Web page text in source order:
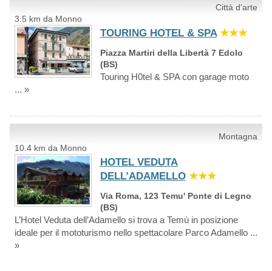
Città d'arte
3.5 km da Monno
TOURING HOTEL & SPA ★★★
Piazza Martiri della Libertà 7 Edolo
(BS)
Touring H0tel & SPA con garage moto
... »
Montagna
10.4 km da Monno
HOTEL VEDUTA
DELL’ADAMELLO ★★★
Via Roma, 123 Temu' Ponte di Legno
(BS)
L’Hotel Veduta dell’Adamello si trova a Temù in posizione
ideale per il mototurismo nello spettacolare Parco Adamello ...
»